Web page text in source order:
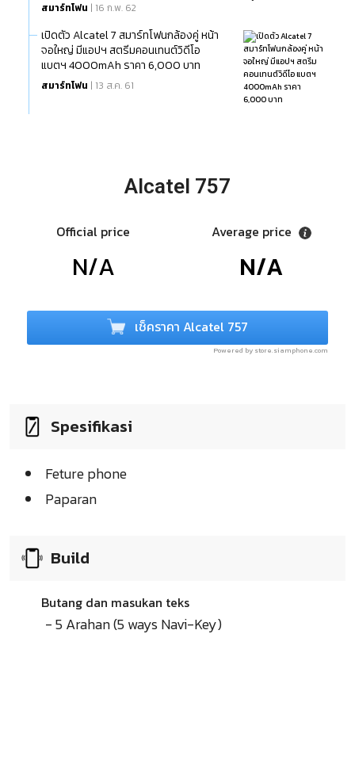
สมาร์ทโฟน | 16 ก.พ. 62
เปิดตัว Alcatel 7 สมาร์ทโฟนกล้องคู่ หน้า
จอใหญ่ มีแอปฯ สตรีมคอนเทนต์วิดีโอ
แบตฯ 4000mAh ราคา 6,000 บาท
สมาร์ทโฟน | 13 ส.ค. 61
Alcatel 757
Official price
N/A
Average price
N/A
เช็คราคา Alcatel 757
Powered by store.siamphone.com
Spesifikasi
Feture phone
Paparan
Build
Butang dan masukan teks
- 5 Arahan (5 ways Navi-Key)